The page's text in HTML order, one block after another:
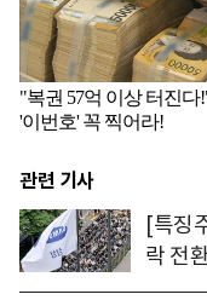
관련 기사
[특징
락 전